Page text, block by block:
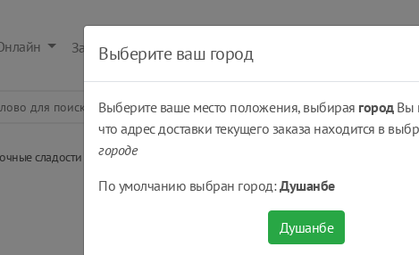
Заказать Оплатить Получить
сладости Козинак микс Тимоша® Арахис, лен, кунжут, подсолнечник
Козинак микс Тимоша® Арахис,
шт
Выберите ваш город
Выберите ваше место положения, выбирая городВы
что адрес доставки текущего заказа находится в
городе
По умолчанию выбран город:Душанбе
Душанбе